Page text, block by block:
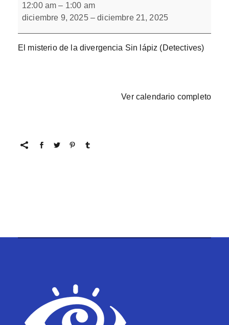
de
la
12:00 am – 1:00 am
diciembre 9, 2025 –diciembre 21, 2025
El misterio de la divergencia Sin lápiz (Detectives)
Ver calendario completo